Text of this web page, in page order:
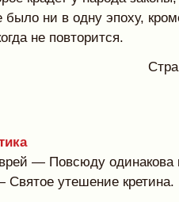
было ни в одну эпоху,
не повторится.
— Повсюду одинакова
Святое утешение